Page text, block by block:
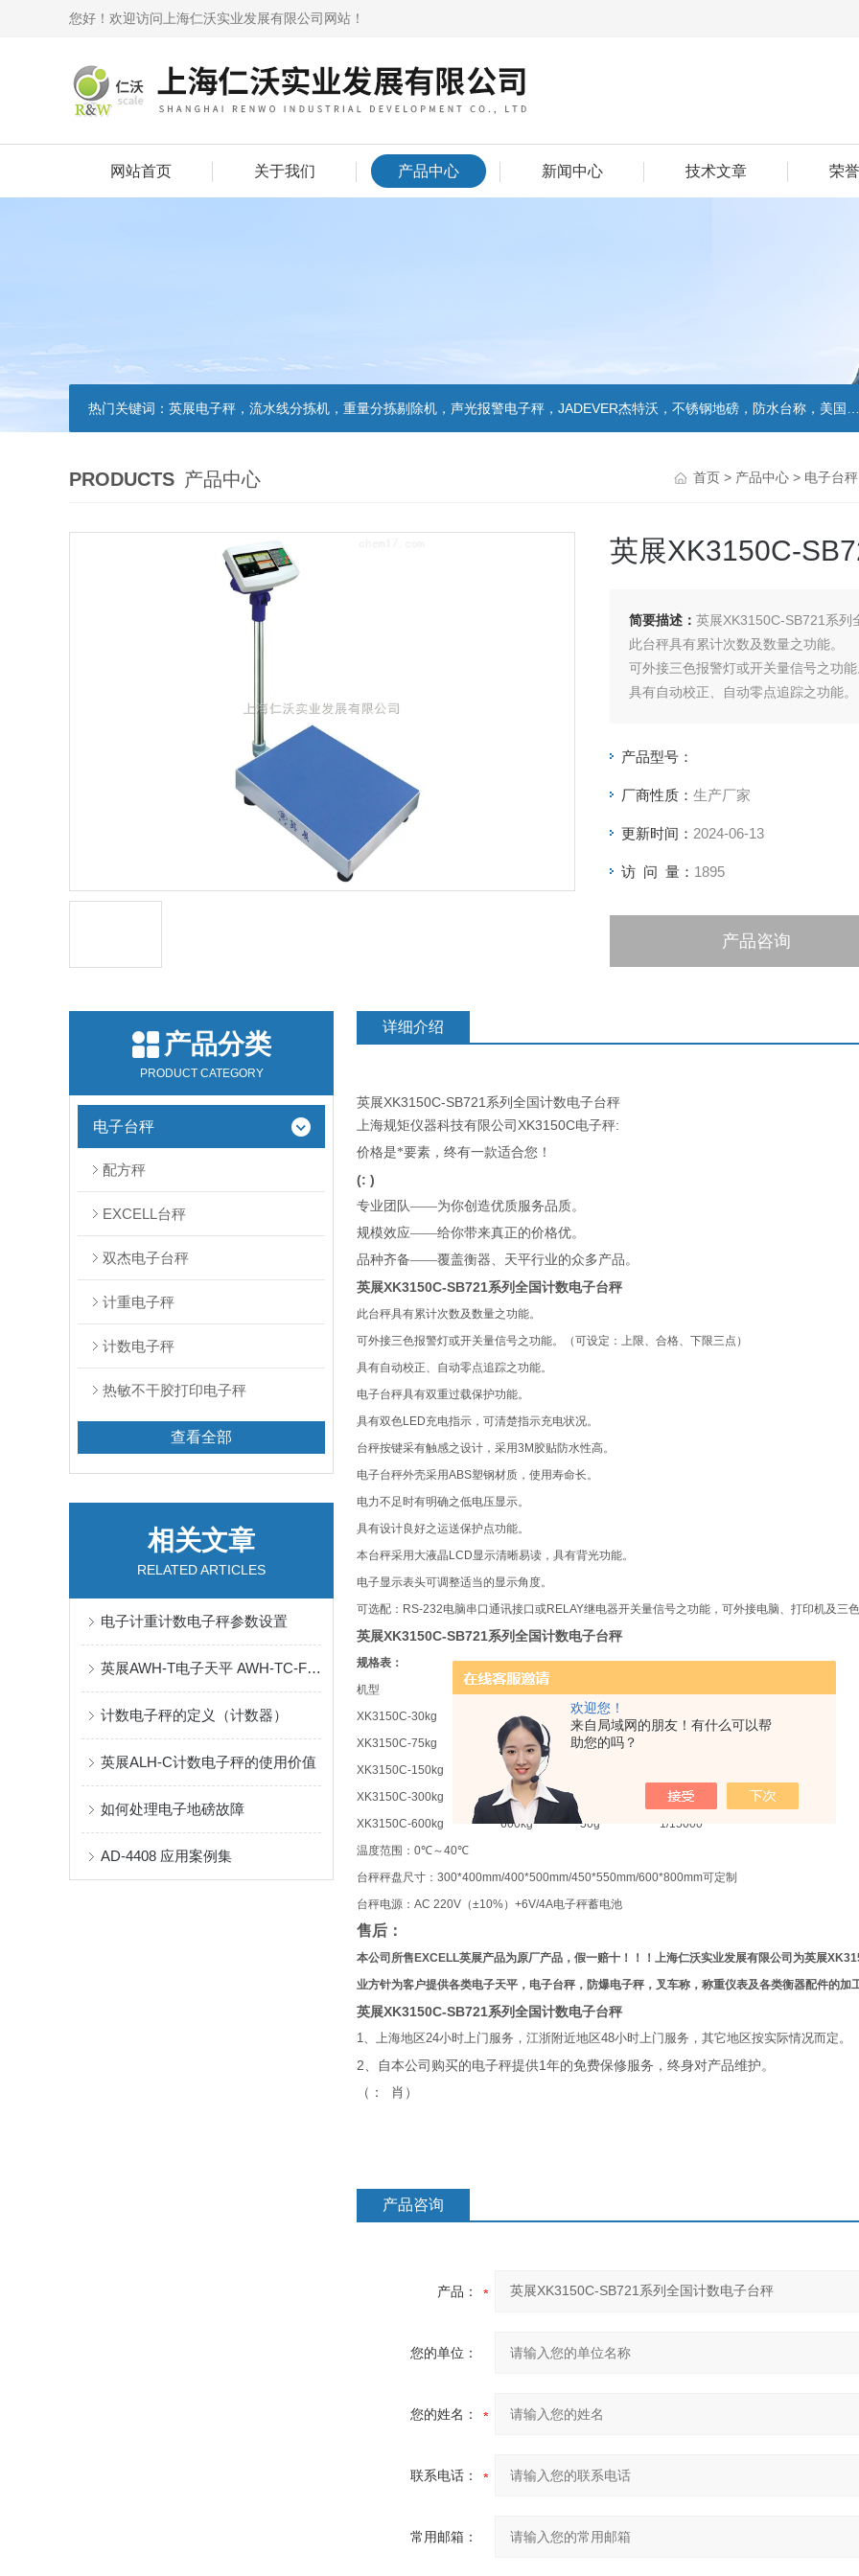
欢迎您！
来自局域网的朋友！有什么可以帮
助您的吗？
您好！欢迎访问上海仁沃实业发展有限公司网站！
网站首页 关于我们 产品中心 新闻中心 技术文章 荣
热门关键词： 英展电子秤，流水线分拣机，重量分拣剔除机，声光报警电子秤，JADEVER杰特沃，不锈钢地磅，防水台称，美国双杰天平，报警电子称
PRODUCTS 产品中心 首页 > 产品中心 > 电子台秤
英展XK3150C-
简要描述： 英展XK3150C-SB721系列
此台秤具有累计次数及数量之功能。
可外接三色报警灯或开关量信号之功
具有自动校正、自动零点追踪之功能。
台秤按键采有触感之设计，采用3M胶
电子台秤外壳采用ABS塑钢材质，使
产品型号：
厂商性质： 生产厂家
更新时间： 2024-06-13
访 问 量： 1895
产品咨询
产品分类
PRODUCT CATEGORY
电子台秤
配方秤
EXCELL台秤
双杰电子台秤
计重电子秤
计数电子秤
热敏不干胶打印电子秤
查看全部
相关文章
RELATED ARTICLES
电子计重计数电子秤参数设置
英展AWH-T电子天平 AWH-TC-FSB计数电子秤
计数电子秤的定义（计数器）
英展ALH-C计数电子秤的使用价值
如何处理电子地磅故障
AD-4408 应用案例集
详细介绍
英展XK3150C-SB721系列全国计数电子台秤
上海规矩仪器科技有限公司 XK3150C电子秤:
价格是*要素，终有一款适合您！
(: )
专业团队——为你创造优质服务品质。
规模效应——给你带来真正的价格优。
品种齐备——覆盖衡器、天平行业的众多产品。
英展XK3150C-SB721系列全国计数电子台秤
此台秤具有累计次数及数量之功能。
可外接三色报警灯或开关量信号之功能。（可设定：上限、合格、下限三点）
具有自动校正、自动零点追踪之功能。
电子台秤具有双重过载保护功能。
具有双色LED充电指示，可清楚指示充电状况。
台秤按键采有触感之设计，采用3M 胶贴防水性高。
电子台秤外壳采用ABS塑钢材质，使用寿命长。
电力不足时有明确之低电压显示。
具有设计良好之运送保护点功能。
本台秤采用大液晶 LCD显示清晰易读，具有背光功能。
电子显示表头可调整适当的显示角度。
可选配： RS-232电脑串口通讯接口或RELAY继电器开关量信号之功能，可外接电脑、打印机及三
英展XK3150C-SB721系列全国计数电子台秤
规格表：
机型
XK3150C-30kg
30kg 2g
1/15000
XK3150C-75kg
75kg 5g
XK3150C-150kg
150kg
XK3150C-300kg
300kg
1/15000
XK3150C-600kg
600kg 50g
1/15000
温度范围： 0℃～40℃
台秤秤盘尺寸： 300*400mm/400*500mm/450*550mm/600*800mm可定制
台秤电源： AC 220V （±10%） +6V/4A电子秤蓄电池
售后：
本公司所售 EXCELL英展产品为原厂产品，假一赔十！！！上海仁沃实业发展有限公司为英展
业方针为客户提供各类电子天平，电子台秤，防爆电子秤，叉车称，称重仪表及各类衡器配件的加
英展XK3150C-SB721系列全国计数电子台秤
1、上海地区24小时上门服务，江浙附近地区48小时上门服务，其它地区按实际情况而定。
2、自本公司购买的电子秤提供1 年的免费保修服务，终身对产品维护。
（：
肖 ）
产品咨询
产品：
您的单位：
您的姓名：
联系电话：
常用邮箱：